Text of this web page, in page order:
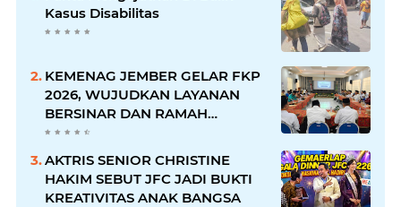
Kasus Disabilitas
KEMENAG JEMBER GELAR FKP
2026, WUJUDKAN LAYANAN
BERSINAR DAN RAMAH
DISABILITAS
AKTRIS SENIOR CHRISTINE
HAKIM SEBUT JFC JADI BUKTI
KREATIVITAS ANAK BANGSA